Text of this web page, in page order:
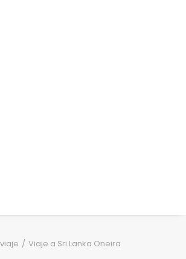
Viaje a Sri Lanka Oneira